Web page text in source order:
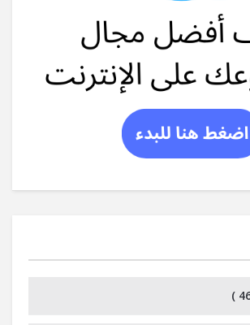
)